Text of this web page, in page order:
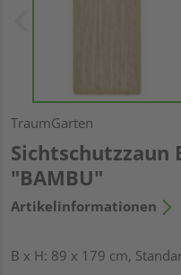
TraumGarten
Sichtschutzzaun
"BAMBU"
Artikelinformationen
B x H: 89 x 179 cm,